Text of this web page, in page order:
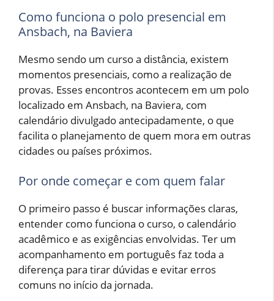
Como funciona o polo presencial em
Ansbach, na Baviera
Mesmo sendo um curso a distância, existem
momentos presenciais, como a realização de
provas. Esses encontros acontecem em um polo
localizado em Ansbach, na Baviera, com
calendário divulgado antecipadamente, o que
facilita o planejamento de quem mora em outras
cidades ou países próximos.
Por onde começar e com quem falar
O primeiro passo é buscar informações claras,
entender como funciona o curso, o calendário
acadêmico e as exigências envolvidas. Ter um
acompanhamento em português faz toda a
diferença para tirar dúvidas e evitar erros
comuns no início da jornada.